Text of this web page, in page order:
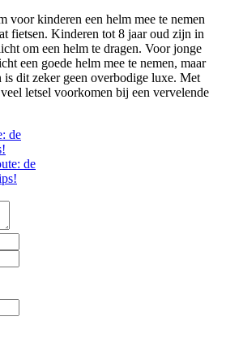
voor kinderen een helm mee te nemen
fietsen. Kinderen tot 8 jaar oud zijn in
om een helm te dragen. Voor jonge
een goede helm mee te nemen, maar
dit zeker geen overbodige luxe. Met
letsel voorkomen bij een vervelende
de
de